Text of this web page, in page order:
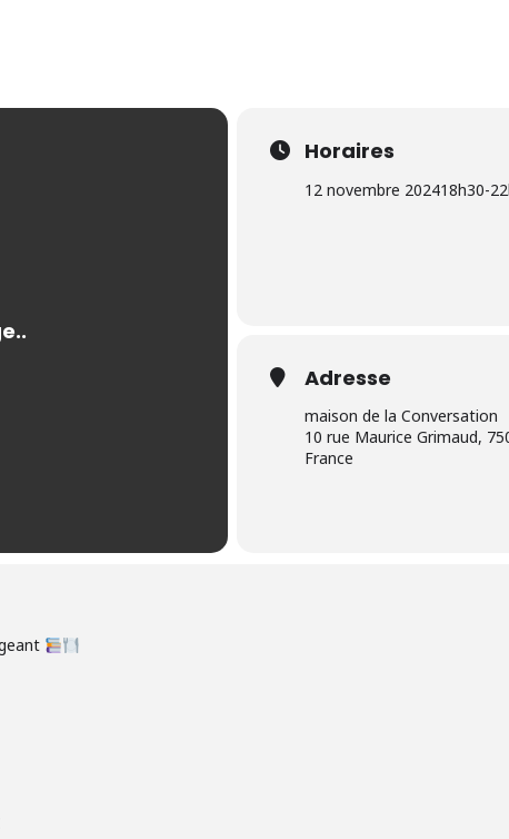
Horaires
12 novembre 202418h30-
Adresse
maison de la Conversation
10 rue Maurice Grimaud,
France